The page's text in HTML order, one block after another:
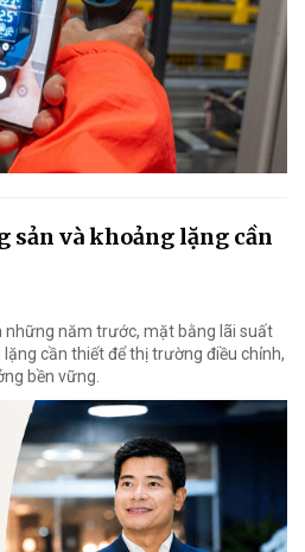
sản và khoảng lặng cần
những năm trước, mặt bằng lãi suất
cần thiết để thị trường điều chỉnh,
bền vững.